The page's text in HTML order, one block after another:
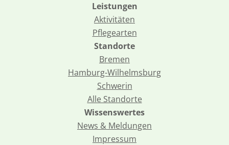
Leistungen
Aktivitäten
Pflegearten
Standorte
Bremen
Hamburg-Wilhelmsburg
Schwerin
Alle Standorte
Wissenswertes
News & Meldungen
Impressum